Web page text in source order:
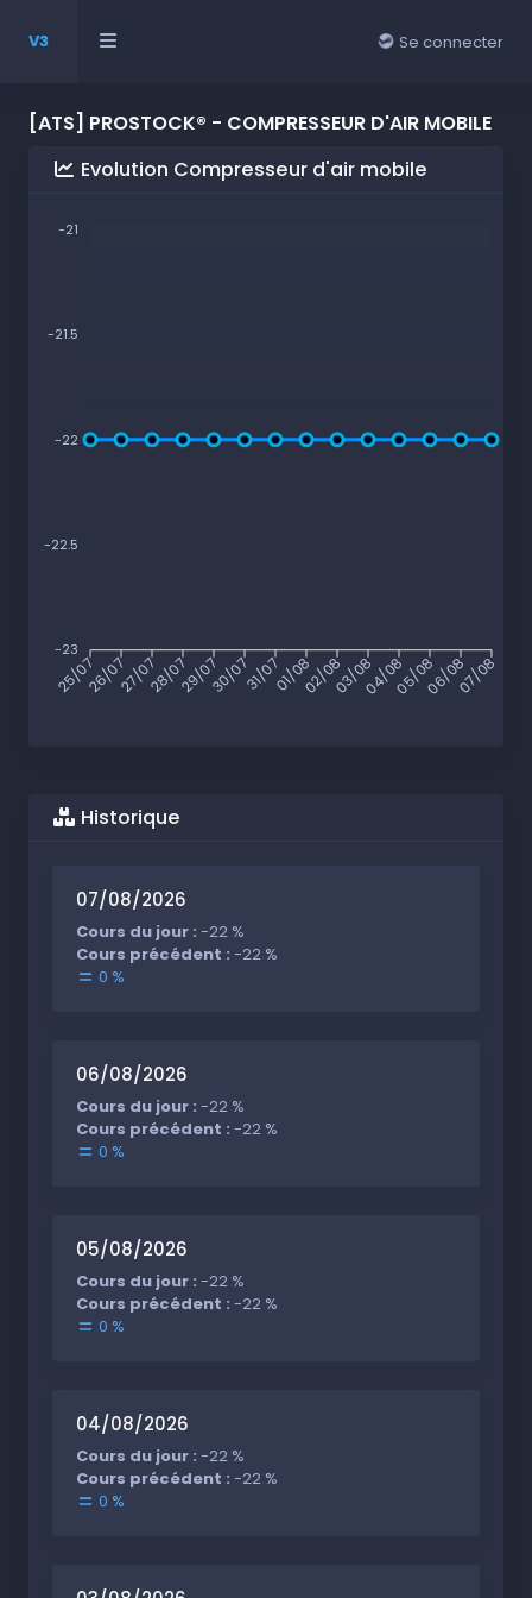
V3 Se connecter
[ATS] PROSTOCK® - COMPRESSEUR D'AIR MOBILE
Evolution Compresseur d'air mobile
-21
-21.5
-22
-22.5
-23
25/0726/0727/0728/0729/0730/0731/0701/0802/0803/0804/0805/0806/0807/08
Historique
07/08/2026
Cours du jour : -22 %
Cours précédent : -22 %
0 %
06/08/2026
Cours du jour : -22 %
Cours précédent : -22 %
0 %
05/08/2026
Cours du jour : -22 %
Cours précédent : -22 %
0 %
04/08/2026
Cours du jour : -22 %
Cours précédent : -22 %
0 %